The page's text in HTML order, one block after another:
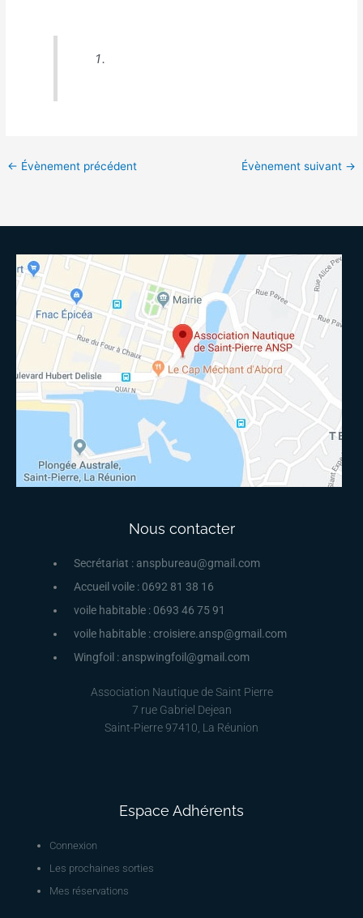
← Évènement précédent Évènement suivant →
Nous contacter
Secrétariat : anspbureau@gmail.com
Accueil voile : 0692 81 38 16
voile habitable : 0693 46 75 91
voile habitable : croisiere.ansp@gmail.com
Wingfoil : anspwingfoil@gmail.com
Association Nautique de Saint Pierre
7 rue Gabriel Dejean
Saint-Pierre 97410, La Réunion
Espace Adhérents
Connexion
Les prochaines sorties
Mes réservations